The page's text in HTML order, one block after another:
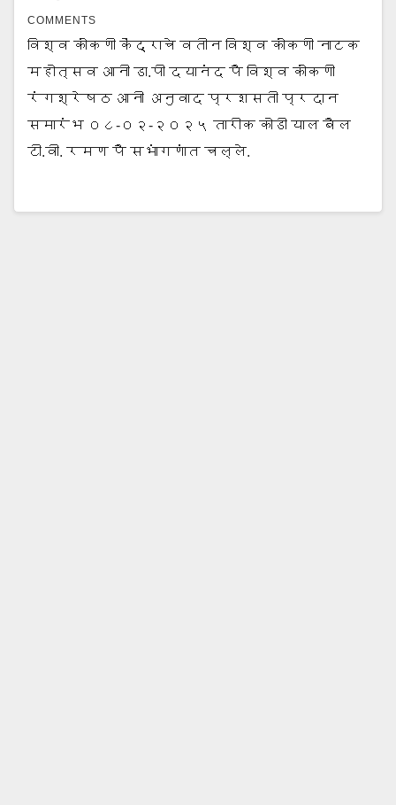
COMMENTS
विश्व कोंकणी केंद्राचे वतीन विश्व कोंकणी नाटक
महोत्सव आनी डा.पी दयानंद पै विश्व कोंकणी
रंगश्रेषठ आनी अनुवाद प्रशसती प्रदान
समारंभ ०८-०२-२०२५ तारीक कोडी याल बैल‌
टी.वी. रमण पै सभांगणांत चल्ले.